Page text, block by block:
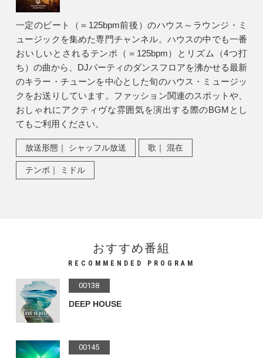
一定のビート（＝125bpm前後）のハウス～ラウンジ・ミ
ュージックを集めた専門チャンネル。ハウスの中でも一番
おいしいとされるテンポ（＝125bpm）とリズム（4つ打
ち）の曲から、DJパーティのダンスフロアを沸かせる最新
のキラー・チューンを中心とした旬のハウス・ミュージッ
クをお送りしています。ファッション関連のスポットや、
おしゃれにアクティヴな雰囲気を演出する際のBGMとし
てもご利用ください。
放送形態｜ シャッフル放送 歌｜ 混在
テンポ｜ ミドル
おすすめ番組
RECOMMENDED PROGRAM
00138
DEEP HOUSE
00145